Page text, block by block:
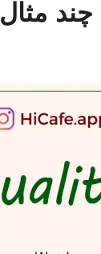
مثال